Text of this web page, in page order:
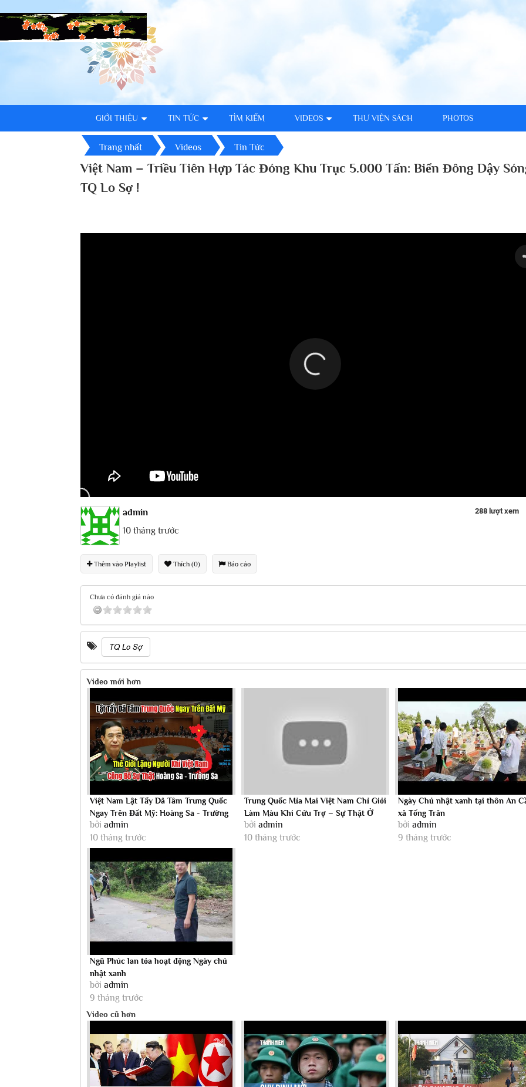
GIỚI THIỆU TIN TỨC TÌM KIẾM VIDEOS THƯ VIỆN SÁCH PHOTOS
Trang nhất Videos Tin Tức
Việt Nam – Triều Tiên Hợp Tác Đóng Khu Trục 5.000 Tấn: Biển Đông Dậy
TQ Lo Sợ !
admin
10 tháng trước
288 lượt xem
Thêm vào Playlist Thích (0) Báo cáo
Chưa có đánh giá nào
TQ Lo Sợ
Video mới hơn
Việt Nam Lật Tẩy Dã Tâm Trung Quốc
Ngay Trên Đất Mỹ: Hoàng Sa - Trường
Sa...
bởi admin
10 tháng trước
Trung Quốc Mỉa Mai Việt Nam Chỉ Giỏi
Làm Màu Khi Cứu Trợ – Sự Thật Ở
Thái...
bởi admin
10 tháng trước
Ngày Chủ nhật xanh tại thôn An
xã Tống Trân
bởiadmin
9 tháng trước
Ngũ Phúc lan tỏa hoạt động Ngày chủ
nhật xanh
bởi admin
9 tháng trước
Video cũ hơn